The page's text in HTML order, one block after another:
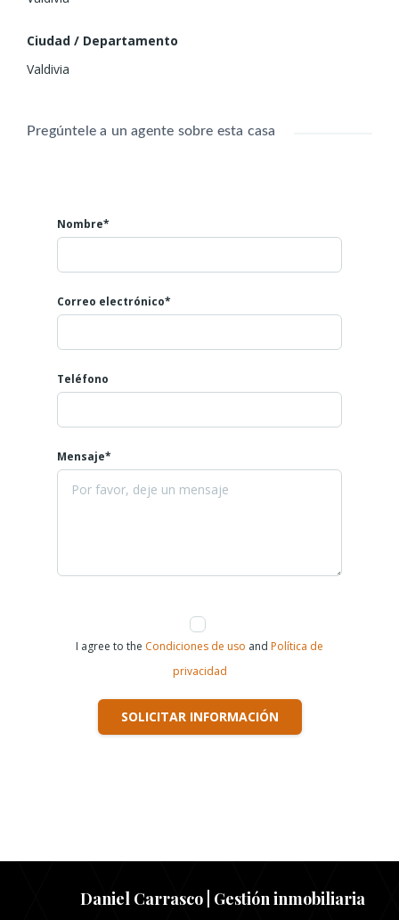
Ciudad / Departamento
Valdivia
Pregúntele a un agente sobre esta casa
Nombre*
Correo electrónico*
Teléfono
Mensaje*
I agree to the Condiciones de uso and Política de
privacidad
SOLICITAR INFORMACIÓN
Daniel Carrasco | Gestión inmobiliaria